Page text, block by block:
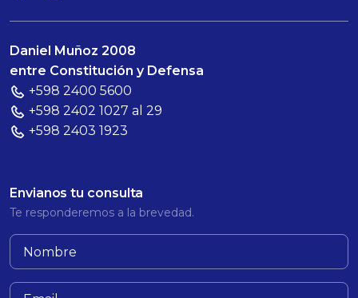
Daniel Muñoz 2008
entre Constitución y Defensa
+598 2400 5600
+598 2402 1027 al 29
+598 2403 1923
Envianos tu consulta
Te responderemos a la brevedad.